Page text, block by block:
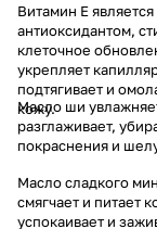
Витамин Е является
антиоксидантом,
клеточное
укрепляет
подтягивает и
кожу.
Масло ши
разглаживает,
покраснения и
Масло сладкого
смягчает и питает
успокаивает и